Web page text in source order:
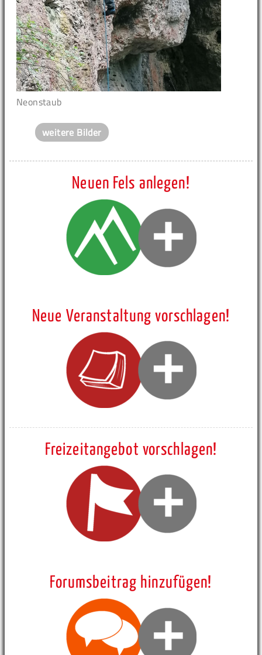
Neonstaub
weitere Bilder
Neuen Fels anlegen!
Neue Veranstaltung vorschlagen!
Freizeitangebot vorschlagen!
Forumsbeitrag hinzufügen!